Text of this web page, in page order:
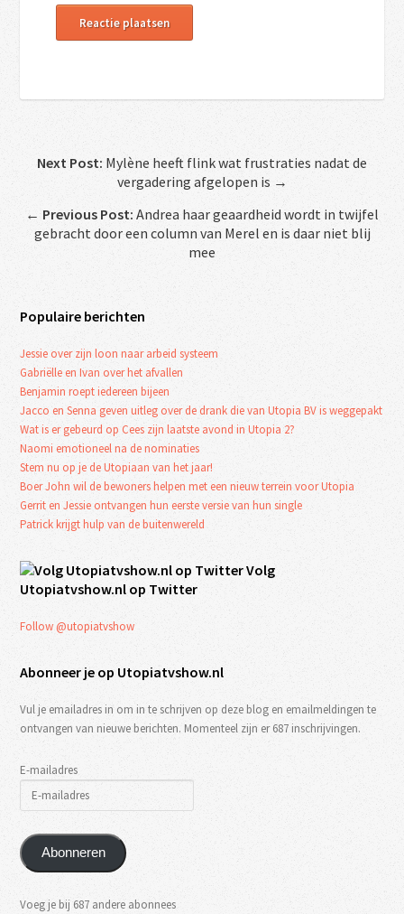
Next Post: Mylène heeft flink wat frustraties nadat de
vergadering afgelopen is →
← Previous Post: Andrea haar geaardheid wordt in twijfel
gebracht door een column van Merel en is daar niet blij
mee
Populaire berichten
Jessie over zijn loon naar arbeid systeem
Gabriëlle en Ivan over het afvallen
Benjamin roept iedereen bijeen
Jacco en Senna geven uitleg over de drank die van Utopia BV is weggepakt
Wat is er gebeurd op Cees zijn laatste avond in Utopia 2?
Naomi emotioneel na de nominaties
Stem nu op je de Utopiaan van het jaar!
Boer John wil de bewoners helpen met een nieuw terrein voor Utopia
Gerrit en Jessie ontvangen hun eerste versie van hun single
Patrick krijgt hulp van de buitenwereld
Volg
Utopiatvshow.nl op Twitter
Follow @utopiatvshow
Abonneer je op Utopiatvshow.nl
Vul je emailadres in om in te schrijven op deze blog en emailmeldingen te
ontvangen van nieuwe berichten. Momenteel zijn er 687 inschrijvingen.
E-mailadres
Abonneren
Voeg je bij 687 andere abonnees